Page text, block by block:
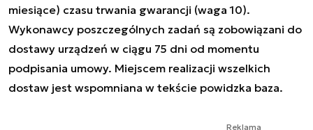
miesiące) czasu trwania gwarancji (waga 10).
Wykonawcy poszczególnych zadań są zobowiązani do
dostawy urządzeń w ciągu 75 dni od momentu
podpisania umowy. Miejscem realizacji wszelkich
dostaw jest wspomniana w tekście powidzka baza.
Reklama